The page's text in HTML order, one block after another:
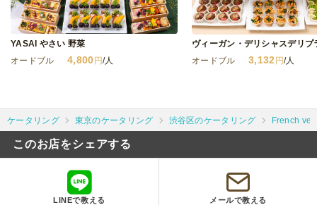
YASAI やさい 野菜
オードブル
4,800円/人
ヴィーガン・デリシャスデリプ
オードブル
3,132 円/人
ケータリング 東京のケータリング 渋谷区のケータリング French
このお店をシェアする
LINEで教える メールで教える